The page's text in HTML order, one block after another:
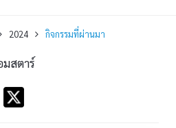
2024 กิจกรรมที่ผ่านมา
มสตาร์